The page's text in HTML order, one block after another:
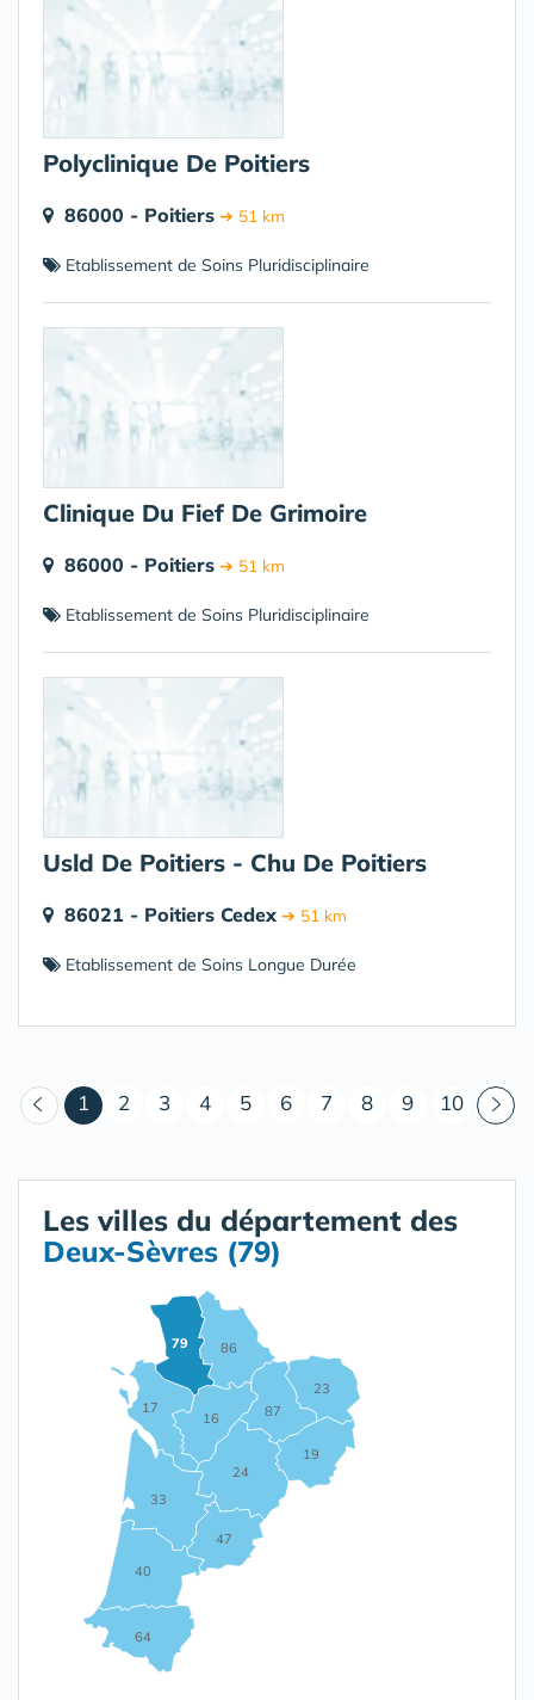
Polyclinique De Poitiers
86000 - Poitiers ➔ 51 km
Etablissement de Soins Pluridisciplinaire
Clinique Du Fief De Grimoire
86000 - Poitiers ➔ 51 km
Etablissement de Soins Pluridisciplinaire
Usld De Poitiers - Chu De Poitiers
86021 - Poitiers Cedex ➔ 51 km
Etablissement de Soins Longue Durée
1 (courant)
2 3 4 5 6 7 8 9 10
Les villes du département des
Deux-Sèvres (79)
16
17
19
23
24
33
40
47
64
79 86
87